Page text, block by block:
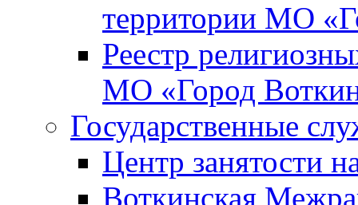
территории МО
Реестр
МО «Город
Государственные
Центр занятости
Воткинская